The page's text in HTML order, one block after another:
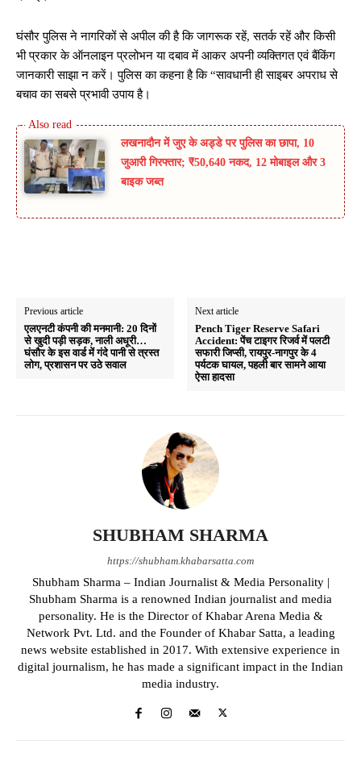
घंसौर पुलिस ने नागरिकों से अपील की है कि जागरूक रहें, सतर्क रहें और किसी
भी प्रकार के ऑनलाइन प्रलोभन या दबाव में आकर अपनी व्यक्तिगत एवं बैंकिंग
जानकारी साझा न करें। पुलिस का कहना है कि “सावधानी ही साइबर अपराध से
बचाव का सबसे प्रभावी उपाय है।
लखनादौन में जुए के अड्डे पर पुलिस का छापा, 10
जुआरी गिरफ्तार; ₹50,640 नकद, 12 मोबाइल और 3
बाइक जब्त
Previous article
एलएनटी कंपनी की मनमानी: 20 दिनों
से खुदी पड़ी सड़क, नाली अधूरी…
घंसौर के इस वार्ड में गंदे पानी से त्रस्त
लोग, प्रशासन पर उठे सवाल
Next article
Pench Tiger Reserve Safari
Accident: पेंच टाइगर रिजर्व में पलटी
सफारी जिप्सी, रायपुर-नागपुर के 4
पर्यटक घायल, पहली बार सामने आया
ऐसा हादसा
SHUBHAM SHARMA
https://shubham.khabarsatta.com
Shubham Sharma – Indian Journalist & Media Personality |
Shubham Sharma is a renowned Indian journalist and media
personality. He is the Director of Khabar Arena Media &
Network Pvt. Ltd. and the Founder of Khabar Satta, a leading
news website established in 2017. With extensive experience in
digital journalism, he has made a significant impact in the Indian
media industry.